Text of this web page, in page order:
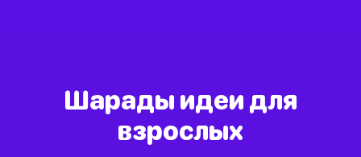
Шарады идеи для
взрослых